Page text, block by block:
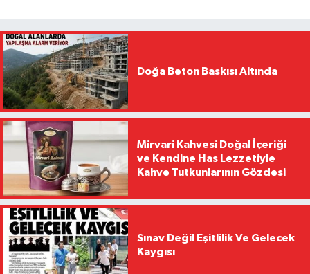
Doğa Beton Baskısı Altında
Mirvari Kahvesi Doğal İçeriği
ve Kendine Has Lezzetiyle
Kahve Tutkunlarının Gözdesi
Sınav Değil Eşitlilik Ve Gelecek
Kaygısı